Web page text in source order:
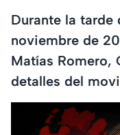
Durante la tarde
noviembre de
Matías Romero,
detalles del